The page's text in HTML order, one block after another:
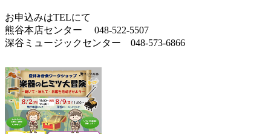
お申込みはTELにて
熊谷本店センター 048-522-5507
深谷ミュージックセンター 048-573-6866